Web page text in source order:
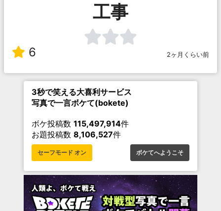
工事
6 2ヶ月くらい前
3秒で笑える大喜利サービス
写真で一言ボケて(bokete)
ボケ投稿数 115,497,914件
お題投稿数 8,106,527件
セーフモード オン ボケてへようこそ